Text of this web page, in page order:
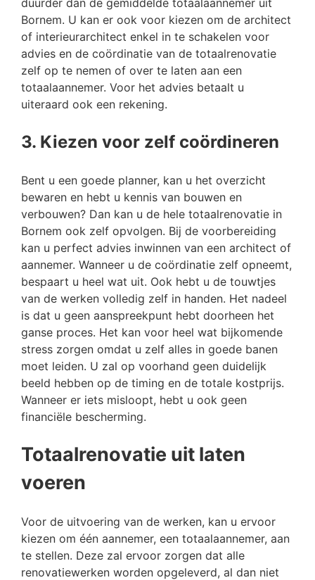
Bornem. U kan er ook voor kiezen om de architect
of interieurarchitect enkel in te schakelen voor
advies en de coördinatie van de totaalrenovatie
zelf op te nemen of over te laten aan een
totaalaannemer. Voor het advies betaalt u
uiteraard ook een rekening.
3. Kiezen voor zelf coördineren
Bent u een goede planner, kan u het overzicht
bewaren en hebt u kennis van bouwen en
verbouwen? Dan kan u de hele totaalrenovatie in
Bornem ook zelf opvolgen. Bij de voorbereiding
kan u perfect advies inwinnen van een architect of
aannemer. Wanneer u de coördinatie zelf opneemt,
bespaart u heel wat uit. Ook hebt u de touwtjes
van de werken volledig zelf in handen. Het nadeel
is dat u geen aanspreekpunt hebt doorheen het
ganse proces. Het kan voor heel wat bijkomende
stress zorgen omdat u zelf alles in goede banen
moet leiden. U zal op voorhand geen duidelijk
beeld hebben op de timing en de totale kostprijs.
Wanneer er iets misloopt, hebt u ook geen
financiële bescherming.
Totaalrenovatie uit laten
voeren
Voor de uitvoering van de werken, kan u ervoor
kiezen om één aannemer, een totaalaannemer, aan
te stellen. Deze zal ervoor zorgen dat alle
renovatiewerken worden opgeleverd, al dan niet